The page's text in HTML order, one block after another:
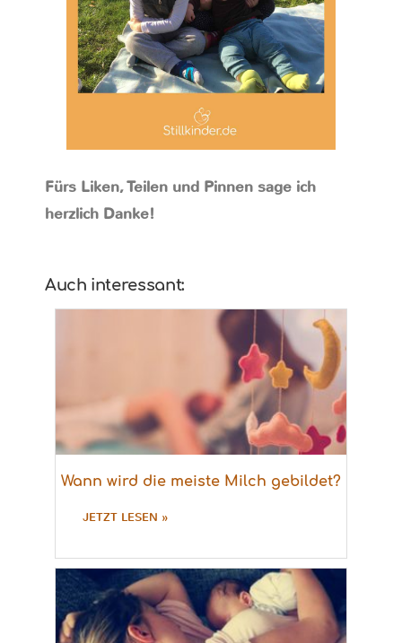
Fürs Liken, Teilen und Pinnen sage ich
herzlich Danke!
Auch interessant:
Wann wird die meiste Milch gebildet?
JETZT LESEN »